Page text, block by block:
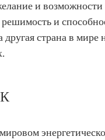
и возможности
и
страна в мире